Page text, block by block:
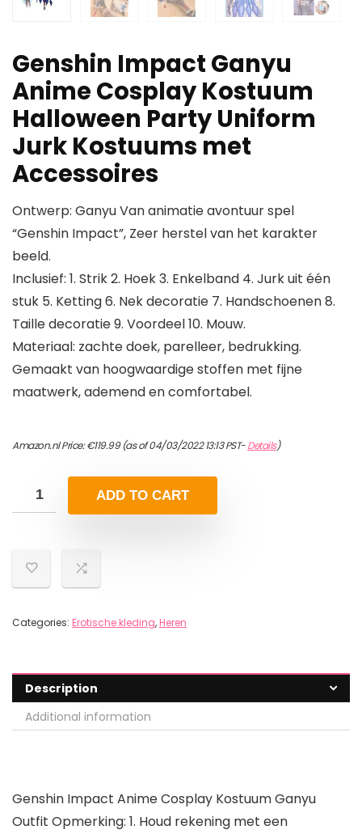
Genshin Impact Ganyu
Anime Cosplay Kostuum
Halloween Party Uniform
Jurk Kostuums met
Accessoires
Ontwerp: Ganyu Van animatie avontuur spel
“Genshin Impact”, Zeer herstel van het karakter
beeld.
Inclusief: 1. Strik 2. Hoek 3. Enkelband 4. Jurk uit één
stuk 5. Ketting 6. Nek decoratie 7. Handschoenen 8.
Taille decoratie 9. Voordeel 10. Mouw.
Materiaal: zachte doek, parelleer, bedrukking.
Gemaakt van hoogwaardige stoffen met fijne
maatwerk, ademend en comfortabel.
Amazon.nl Price:€119.99(as of 04/03/2022 13:13 PST-Details)
ADD TO CART
Categories: Erotische kleding, Heren
Description
Additional information
Genshin Impact Anime Cosplay Kostuum Ganyu
Outfit Opmerking: 1. Houd rekening met een